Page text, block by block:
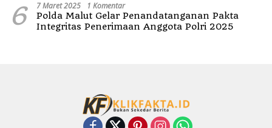
6 7 Maret 2025 1 Komentar
Polda Malut Gelar Penandatanganan Pakta
Integritas Penerimaan Anggota Polri 2025